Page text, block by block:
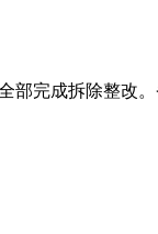
部完成拆除整改